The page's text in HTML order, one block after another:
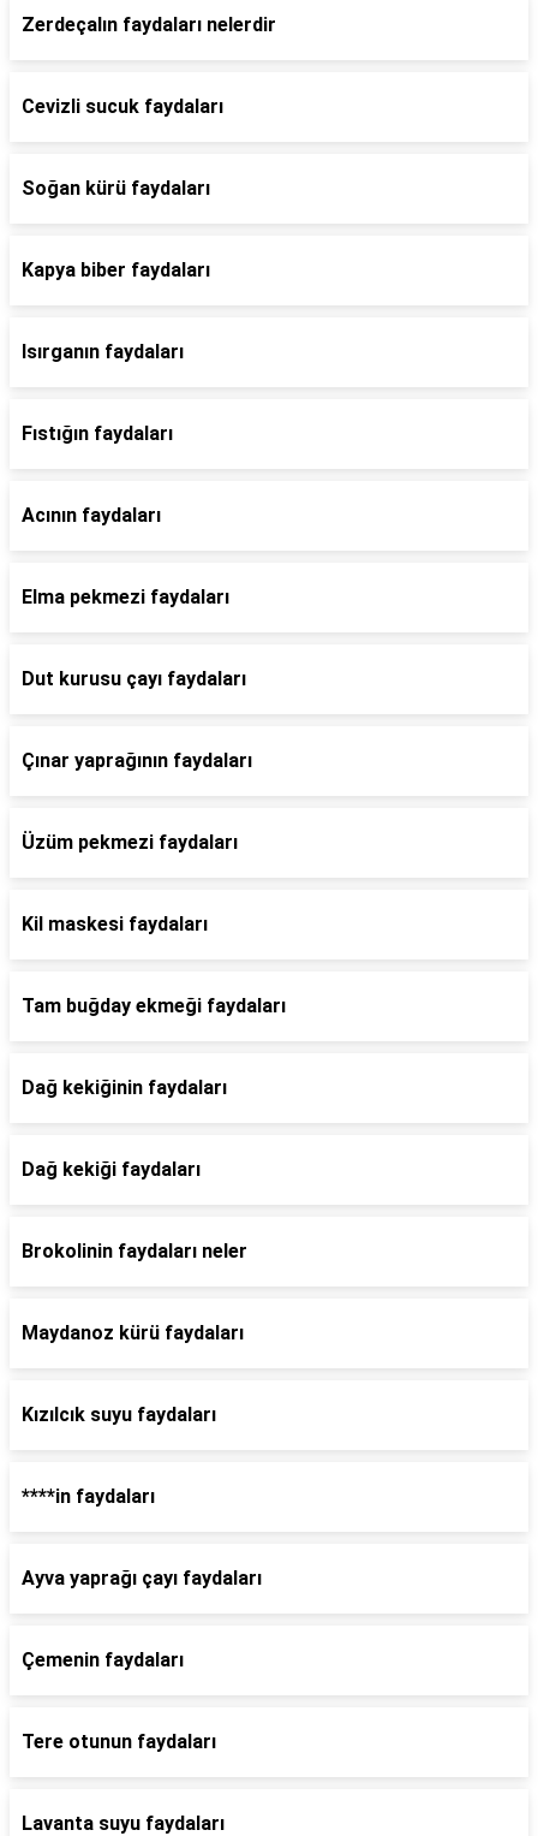
Zerdeçalın faydaları nelerdir
Cevizli sucuk faydaları
Soğan kürü faydaları
Kapya biber faydaları
Isırganın faydaları
Fıstığın faydaları
Acının faydaları
Elma pekmezi faydaları
Dut kurusu çayı faydaları
Çınar yaprağının faydaları
Üzüm pekmezi faydaları
Kil maskesi faydaları
Tam buğday ekmeği faydaları
Dağ kekiğinin faydaları
Dağ kekiği faydaları
Brokolinin faydaları neler
Maydanoz kürü faydaları
Kızılcık suyu faydaları
****in faydaları
Ayva yaprağı çayı faydaları
Çemenin faydaları
Tere otunun faydaları
Lavanta suyu faydaları